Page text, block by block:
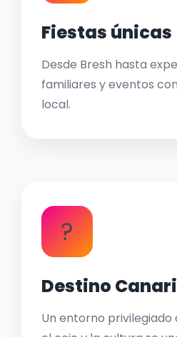
Fiestas únicas
Desde Bresh hasta
familiares y eventos
local.
?
Destino
Un entorno privilegiado